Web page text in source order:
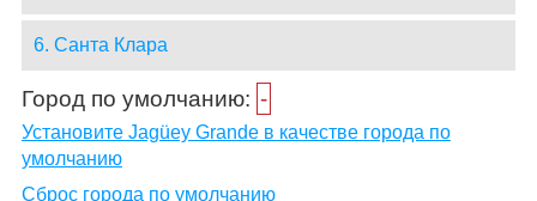
6. Санта Клара
Город по умолчанию: -
Установите Jagüey Grande в качестве города по
умолчанию
Сброс города по умолчанию